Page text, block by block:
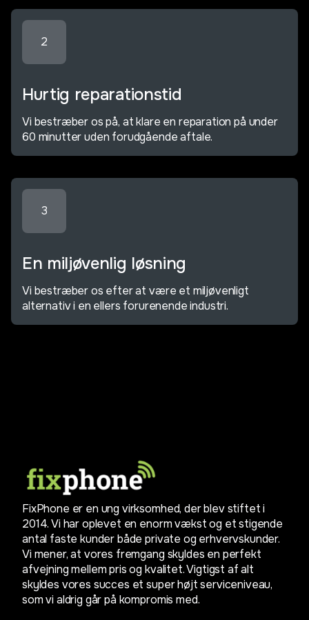
2
Hurtig reparationstid
Vi bestræber os på, at klare en reparation på under
60 minutter uden forudgående aftale.
3
En miljøvenlig løsning
Vi bestræber os efter at være et miljøvenligt
alternativ i en ellers forurenende industri.
FixPhone er en ung virksomhed, der blev stiftet i
2014. Vi har oplevet en enorm vækst og et stigende
antal faste kunder både private og erhvervskunder.
Vi mener, at vores fremgang skyldes en perfekt
afvejning mellem pris og kvalitet. Vigtigst af alt
skyldes vores succes et super højt serviceniveau,
som vi aldrig går på kompromis med.